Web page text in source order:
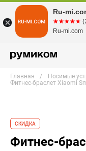
Главная Носимые
Фитнес-браслет Xiaomi
СКИДКА
Фитнес-
Ru-
☆☆☆☆☆
★★★★★
Ru-mi.com